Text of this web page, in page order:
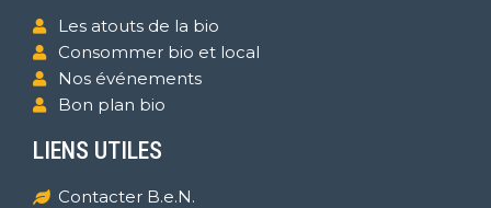
Les atouts de la bio
Consommer bio et local
Nos événements
Bon plan bio
LIENS UTILES
Contacter B.e.N.